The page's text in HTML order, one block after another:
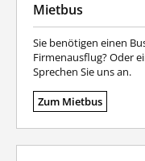
Mietbus
Sie benötigen einen
Firmenausflug? Oder
Sprechen Sie uns an.
Zum Mietbus